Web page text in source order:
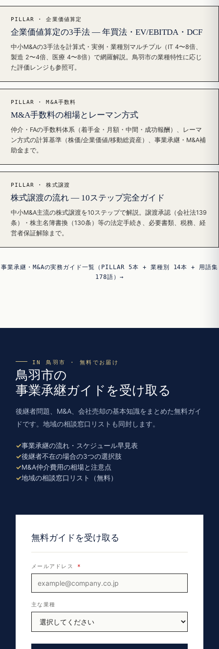
PILLAR · 企業価値算定
企業価値算定の3手法 — 年買法・EV/EBITDA・DCF
中小M&Aの3手法を計算式・実例・業種別マルチプル（IT 4〜8倍、
製造 2〜4倍、医療 4〜8倍）で網羅解説。鳥羽市の業種特性に応じ
た評価レンジも参照可。
PILLAR · M&A手数料
M&A手数料の相場とレーマン方式
仲介・FAの手数料体系（着手金・月額・中間・成功報酬）、レーマ
ン方式の計算基準（株価/企業価値/移動総資産）、事業承継・M&A補
助金まで。
PILLAR · 株式譲渡
株式譲渡の流れ — 10ステップ完全ガイド
中小M&A主流の株式譲渡を10ステップで解説。譲渡承認（会社法139
条）・株主名簿書換（130条）等の法定手続き、必要書類、税務、経
営者保証解除まで。
事業承継・M&Aの実務ガイド一覧（PILLAR 5本 + 業種別 14本 + 用語集
178語）→
IN 鳥羽市 · 無料でお届け
鳥羽市の
事業承継ガイドを受け取る
後継者問題、M&A、会社売却の基本知識をまとめた無料ガイ
ドです。地域の相談窓口リストも同封します。
事業承継の流れ・スケジュール早見表
後継者不在の場合の3つの選択肢
M&A仲介費用の相場と注意点
地域の相談窓口リスト（無料）
無料ガイドを受け取る
メールアドレス *
主な業種